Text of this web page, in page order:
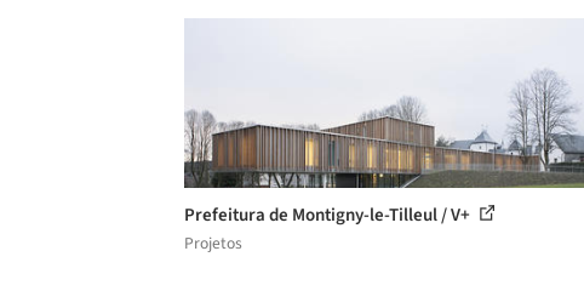
Prefeitura de Montigny-le-Tilleul / V+
Projetos